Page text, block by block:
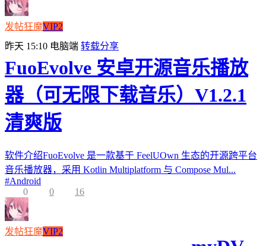
发帖狂魔VIP2
昨天 15:10 电脑端 转载分享
FuoEvolve 安卓开源音乐播放
器（可无限下载音乐）V1.2.1
清爽版
软件介绍FuoEvolve 是一款基于 FeelUOwn 生态的开源跨平台
音乐播放器，采用 Kotlin Multiplatform 与 Compose Mul...
#Android
0
0 16
发帖狂魔VIP2